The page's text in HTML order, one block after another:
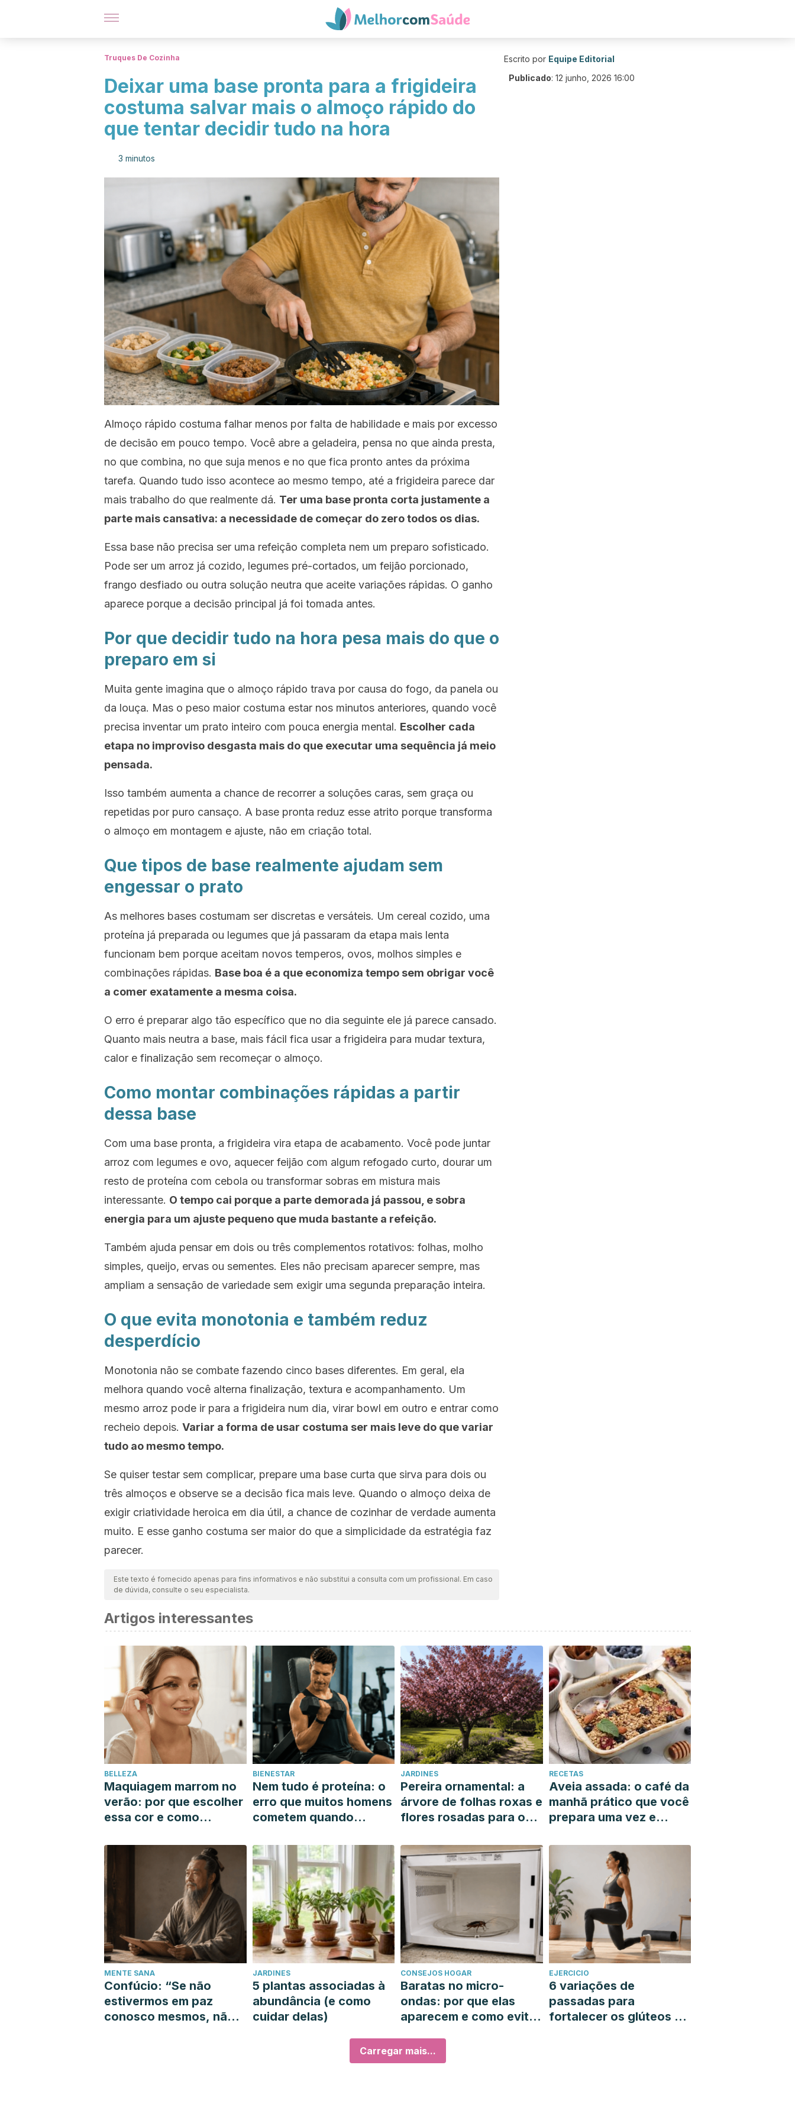
Truques De Cozinha
Deixar uma base pronta para a frigideira
costuma salvar mais o almoço rápido do
que tentar decidir tudo na hora
3 minutos
Almoço rápido costuma falhar menos por falta de habilidade e mais por excesso
de decisão em pouco tempo. Você abre a geladeira, pensa no que ainda presta,
no que combina, no que suja menos e no que fica pronto antes da próxima
tarefa. Quando tudo isso acontece ao mesmo tempo, até a frigideira parece dar
mais trabalho do que realmente dá. Ter uma base pronta corta justamente a
parte mais cansativa: a necessidade de começar do zero todos os dias.
Essa base não precisa ser uma refeição completa nem um preparo sofisticado.
Pode ser um arroz já cozido, legumes pré-cortados, um feijão porcionado,
frango desfiado ou outra solução neutra que aceite variações rápidas. O ganho
aparece porque a decisão principal já foi tomada antes.
Por que decidir tudo na hora pesa mais do que o
preparo em si
Muita gente imagina que o almoço rápido trava por causa do fogo, da panela ou
da louça. Mas o peso maior costuma estar nos minutos anteriores, quando você
precisa inventar um prato inteiro com pouca energia mental. Escolher cada
etapa no improviso desgasta mais do que executar uma sequência já meio
pensada.
Isso também aumenta a chance de recorrer a soluções caras, sem graça ou
repetidas por puro cansaço. A base pronta reduz esse atrito porque transforma
o almoço em montagem e ajuste, não em criação total.
Que tipos de base realmente ajudam sem
engessar o prato
As melhores bases costumam ser discretas e versáteis. Um cereal cozido, uma
proteína já preparada ou legumes que já passaram da etapa mais lenta
funcionam bem porque aceitam novos temperos, ovos, molhos simples e
combinações rápidas. Base boa é a que economiza tempo sem obrigar você
a comer exatamente a mesma coisa.
O erro é preparar algo tão específico que no dia seguinte ele já parece cansado.
Quanto mais neutra a base, mais fácil fica usar a frigideira para mudar textura,
calor e finalização sem recomeçar o almoço.
Como montar combinações rápidas a partir
dessa base
Com uma base pronta, a frigideira vira etapa de acabamento. Você pode juntar
arroz com legumes e ovo, aquecer feijão com algum refogado curto, dourar um
resto de proteína com cebola ou transformar sobras em mistura mais
interessante. O tempo cai porque a parte demorada já passou, e sobra
energia para um ajuste pequeno que muda bastante a refeição.
Também ajuda pensar em dois ou três complementos rotativos: folhas, molho
simples, queijo, ervas ou sementes. Eles não precisam aparecer sempre, mas
ampliam a sensação de variedade sem exigir uma segunda preparação inteira.
O que evita monotonia e também reduz
desperdício
Monotonia não se combate fazendo cinco bases diferentes. Em geral, ela
melhora quando você alterna finalização, textura e acompanhamento. Um
mesmo arroz pode ir para a frigideira num dia, virar bowl em outro e entrar como
recheio depois. Variar a forma de usar costuma ser mais leve do que variar
tudo ao mesmo tempo.
Se quiser testar sem complicar, prepare uma base curta que sirva para dois ou
três almoços e observe se a decisão fica mais leve. Quando o almoço deixa de
exigir criatividade heroica em dia útil, a chance de cozinhar de verdade aumenta
muito. E esse ganho costuma ser maior do que a simplicidade da estratégia faz
parecer.
Este texto é fornecido apenas para fins informativos e não substitui a consulta com um profissional. Em caso
de dúvida, consulte o seu especialista.
Escrito por Equipe Editorial
Publicado: 12 junho, 2026 16:00
Artigos interessantes
BELLEZA
Maquiagem marrom no
verão: por que escolher
essa cor e como
mais combina com você
BIENESTAR
Nem tudo é proteína: o
erro que muitos homens
cometem quando
muscular
JARDINES
Pereira ornamental: a
árvore de folhas roxas e
flores rosadas para o
RECETAS
Aveia assada: o café da
manhã prático que você
prepara uma vez e
semana
MENTE SANA
Confúcio: “Se não
estivermos em paz
conosco mesmos, não
JARDINES
5 plantas associadas à
abundância (e como
cuidar delas)
CONSEJOS HOGAR
Baratas no micro-
ondas: por que elas
aparecem e como evitá-
EJERCICIO
6 variações de
passadas para
fortalecer os glúteos e
Carregar mais...